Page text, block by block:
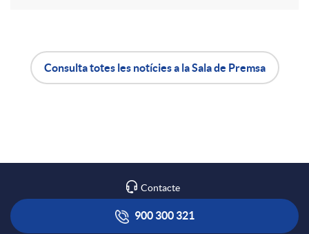
x
i
ó
Consulta totes les notícies a la Sala de Premsa
Contacte
900 300 321